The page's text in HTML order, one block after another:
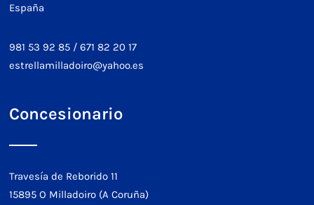
España
981 53 92 85 /671 82 20 17
estrellamilladoiro@yahoo.es
Concesionario
Travesía de Reborido 11
15895 O Milladoiro (A Coruña)